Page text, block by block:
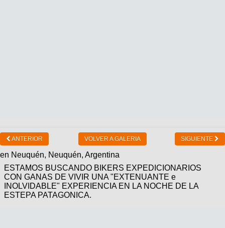
ANTERIOR VOLVER A GALERIA SIGUIENTE
en Neuquén, Neuquén, Argentina
ESTAMOS BUSCANDO BIKERS EXPEDICIONARIOS
CON GANAS DE VIVIR UNA "EXTENUANTE e
INOLVIDABLE" EXPERIENCIA EN LA NOCHE DE LA
ESTEPA PATAGONICA.